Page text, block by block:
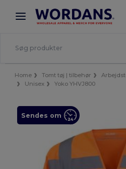
× Wordans-app
Bedre priser i appen!
Home Tomt tøj | tilbehør
Unisex
Yoko YHVJ800
Sendes om